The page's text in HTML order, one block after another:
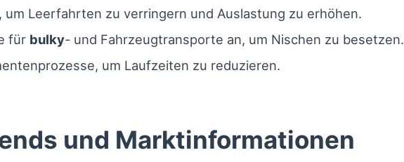
Leerfahrten zu verringern und Auslastung zu erhöhen.
für bulky- und Fahrzeugtransporte an, um Nischen zu besetzen.
um Laufzeiten zu reduzieren.
und Marktinformationen